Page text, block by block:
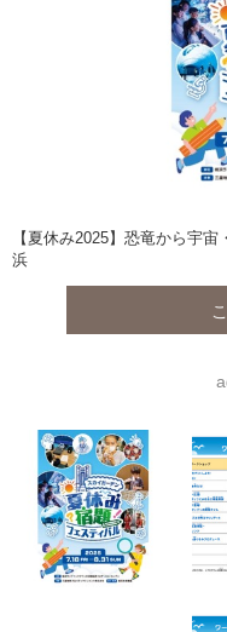
【夏休み2025】恐竜から宇
浜